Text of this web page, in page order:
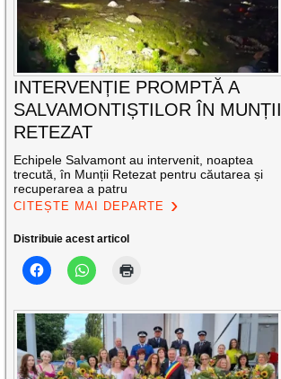
INTERVENȚIE PROMPTĂ A
SALVAMONTIȘTILOR ÎN MUNȚII
RETEZAT
Echipele Salvamont au intervenit, noaptea
trecută, în Munții Retezat pentru căutarea și
recuperarea a patru
CITEȘTE MAI DEPARTE
Distribuie acest articol